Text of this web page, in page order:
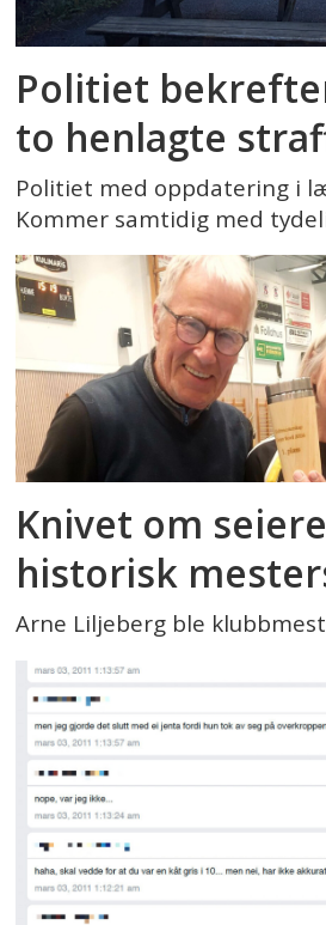
Politiet
to henlagte
Politiet med oppdatering i
Kommer samtidig med
Knivet om
historisk
Arne Liljeberg ble